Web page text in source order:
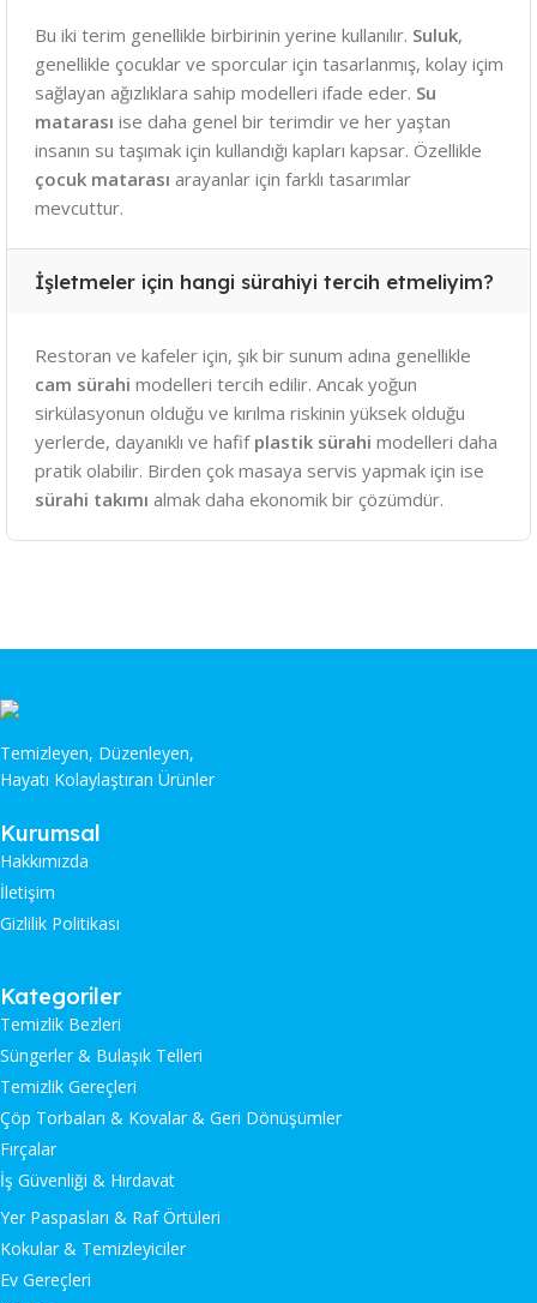
Bu iki terim genellikle birbirinin yerine kullanılır. Suluk,
genellikle çocuklar ve sporcular için tasarlanmış, kolay içim
sağlayan ağızlıklara sahip modelleri ifade eder. Su
matarası ise daha genel bir terimdir ve her yaştan
insanın su taşımak için kullandığı kapları kapsar. Özellikle
çocuk matarası arayanlar için farklı tasarımlar
mevcuttur.
İşletmeler için hangi sürahiyi tercih etmeliyim?
Restoran ve kafeler için, şık bir sunum adına genellikle
cam sürahi modelleri tercih edilir. Ancak yoğun
sirkülasyonun olduğu ve kırılma riskinin yüksek olduğu
yerlerde, dayanıklı ve hafif plastik sürahi modelleri daha
pratik olabilir. Birden çok masaya servis yapmak için ise
sürahi takımı almak daha ekonomik bir çözümdür.
Temizleyen, Düzenleyen,
Hayatı Kolaylaştıran Ürünler
Kurumsal
Hakkımızda
İletişim
Gizlilik Politikası
Kategoriler
Temizlik Bezleri
Süngerler & Bulaşık Telleri
Temizlik Gereçleri
Çöp Torbaları & Kovalar & Geri Dönüşümler
Fırçalar
İş Güvenliği & Hırdavat
Yer Paspasları & Raf Örtüleri
Kokular & Temizleyiciler
Ev Gereçleri